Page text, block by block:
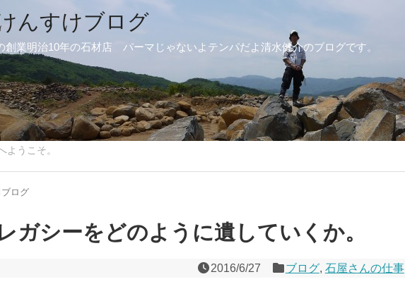
んすけブログ
創業明治10年の石材店 パーマじゃないよテンパだよ清水健介のブログです。
ようこそ。
ブログ
ガシーをどのように遺していくか。
2016/6/27 ブログ, 石屋さんの仕事